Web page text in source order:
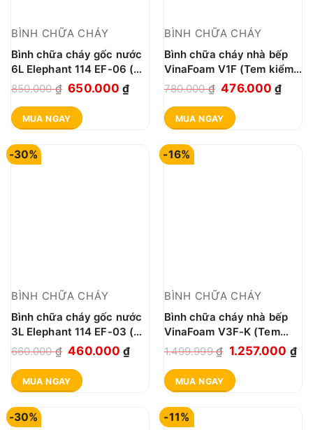
BÌNH CHỮA CHÁY
Bình chữa cháy gốc nước
6L Elephant 114 EF-06 (Bộ
Công An)
850.000₫ Giá
gốc
là:
650.000₫Giá
650.000 ₫.
MUA NGAY
BÌNH CHỮA CHÁY
Bình chữa cháy nhà bếp
VinaFoam V1F (Tem kiểm
định)
780.000₫ Giá
gốc
là:
476.000₫Giá
MUA NGAY
-30%
BÌNH CHỮA CHÁY
Bình chữa cháy gốc nước
3L Elephant 114 EF-03 (Bộ
Công An)
660.000₫ Giá
gốc
là:
460.000₫Giá
460.000 ₫.
MUA NGAY
-16%
BÌNH CHỮA CHÁY
Bình chữa cháy nhà bếp
VinaFoam V3F-K (Tem
kiểm định)
1.499.999₫ Giá
gốc
là:
1.257.000 ₫
MUA NGAY
-30% -11%